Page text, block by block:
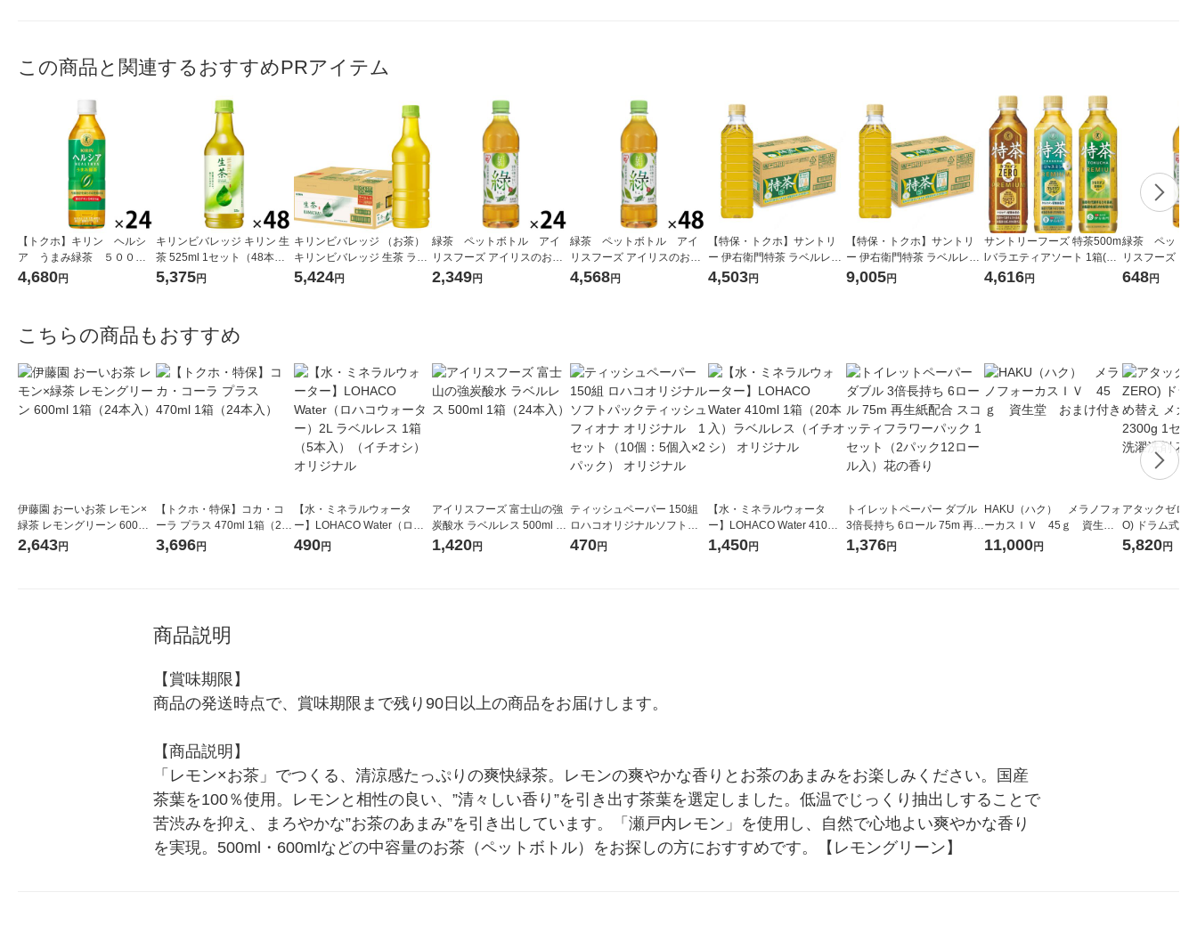
この商品と関連するおすすめPRアイテム
【トクホ】キリン ヘルシ
ア うまみ緑茶 ５００ｍ
ｌＰＥＴ 1箱（24本入）
4,680円
キリンビバレッジ キリン 生
茶 525ml 1セット（48本）
お茶 緑茶 ペットボトル
5,375円
キリンビバレッジ （お茶）
キリンビバレッジ 生茶 ラベ
ルレス 525ml×24本 336807
1セット(48本)
5,424円
緑茶 ペットボトル アイ
リスフーズ アイリスのお茶
500ml 1箱（24本入）
2,349円
緑茶 ペットボトル アイ
リスフーズ アイリスのお茶
500ml 1セット（48本）
4,568円
【特保・トクホ】サントリ
ー 伊右衛門特茶 ラベルレス
500ml 1箱（24本入）
4,503円
【特保・トクホ】サントリ
ー 伊右衛門特茶 ラベルレス
500ml 1セット（48本）
9,005円
サントリーフーズ 特茶500m
lバラエティアソート 1箱(24
本)
4,616円
緑茶 ペット
リスフーズ ア
500ml 1セット
648円
こちらの商品もおすすめ
伊藤園 おーいお茶 レモン×
緑茶 レモングリーン 600ml
1箱（24本入）
2,643円
【トクホ・特保】コカ・コ
ーラ プラス 470ml 1箱（24
本入）
3,696円
【水・ミネラルウォータ
ー】LOHACO Water（ロハ
コウォーター）2L ラベルレ
490円
アイリスフーズ 富士山の強
炭酸水 ラベルレス 500ml 1
箱（24本入）
1,420円
ティッシュペーパー 150組
ロハコオリジナルソフトパ
ックティッシュ フィオナ オ
470円
【水・ミネラルウォータ
ー】LOHACO Water 410ml
1箱（20本入）ラベルレス
（イチオシ） オリジナル
1,450円
トイレットペーパー ダブル
3倍長持ち 6ロール 75m 再生
紙配合 スコッティフラワー
パック 1セット（2パック12
1,376円
HAKU（ハク） メラノフォ
ーカスＩＶ 45ｇ 資生
堂 おまけ付き
11,000円
アタックゼロ
O) ドラム式専
ガジャンボ
（2個入) 洗濯
5,820円
商品説明
【賞味期限】
商品の発送時点で、賞味期限まで残り90日以上の商品をお届けします。
【商品説明】
「レモン×お茶」でつくる、清涼感たっぷりの爽快緑茶。レモンの爽やかな香りとお茶のあまみをお楽しみください。国産
茶葉を100％使用。レモンと相性の良い、”清々しい香り”を引き出す茶葉を選定しました。低温でじっくり抽出しすることで
苦渋みを抑え、まろやかな”お茶のあまみ”を引き出しています。「瀬戸内レモン」を使用し、自然で心地よい爽やかな香り
を実現。500ml・600mlなどの中容量のお茶（ペットボトル）をお探しの方におすすめです。【レモングリーン】